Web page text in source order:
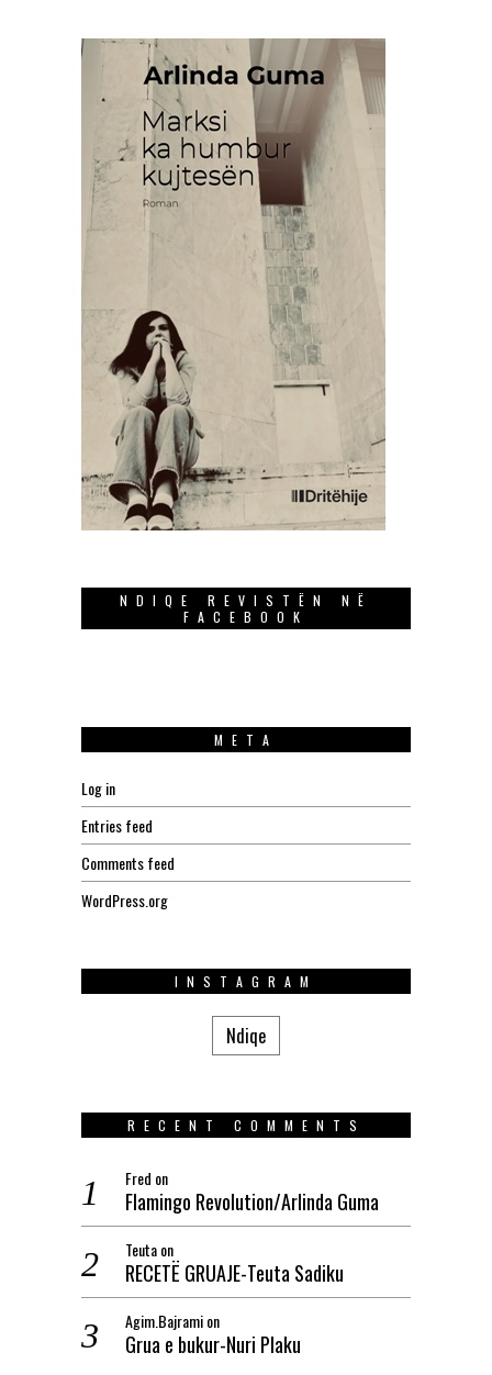
NDIQE REVISTËN NË
FACEBOOK
META
Log in
Entries feed
Comments feed
WordPress.org
INSTAGRAM
Ndiqe
RECENT COMMENTS
Fred on
Flamingo Revolution/Arlinda Guma
Teutaon
RECETË GRUAJE-Teuta Sadiku
Agim.Bajramion
Grua e bukur-Nuri Plaku